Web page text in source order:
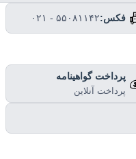
فکس:۰۲۱ - ۵۵۰۸۱۱۴۲
پرداخت گواهینامه
پرداخت آنلاین